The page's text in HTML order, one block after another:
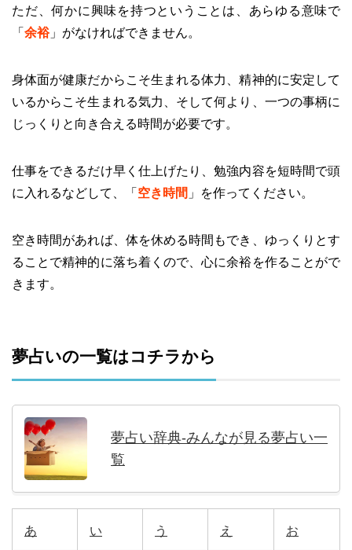
ただ、何かに興味を持つということは、あらゆる意味で
「 余裕」がなければできません。
身体面が健康だからこそ生まれる体力、精神的に安定して
いるからこそ生まれる気力、そして何より、一つの事柄に
じっくりと向き合える時間が必要です。
仕事をできるだけ早く仕上げたり、勉強内容を短時間で頭
に入れるなどして、「 空き時間 」を作ってください。
空き時間があれば、体を休める時間もでき、ゆっくりとす
ることで精神的に落ち着くので、心に余裕を作ることがで
きます。
夢占いの一覧はコチラから
夢占い辞典-みんなが見る夢占い一
覧
あ い う え お